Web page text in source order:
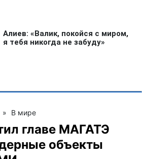
» В мире
главе МАГАТЭ
объекты